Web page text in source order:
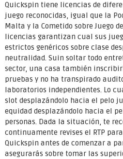
Quickspin tiene licencias de
juego reconocidas, igual que la
Malta y la Cometido sobre Juego
licencias garantizan cual sus
estrictos genéricos sobre clase
neutralidad. Suin soltar todo
sector, una casa también
pruebas y no ha transpirado
laboratorios independientes. Lo
slot desplazándolo hacia el pelo
equidad desplazándolo hacia el
personas. Dada la situación, te
continuamente revises el RTP
Quickspin antes de comenzar a
asegurarás sobre tomar las